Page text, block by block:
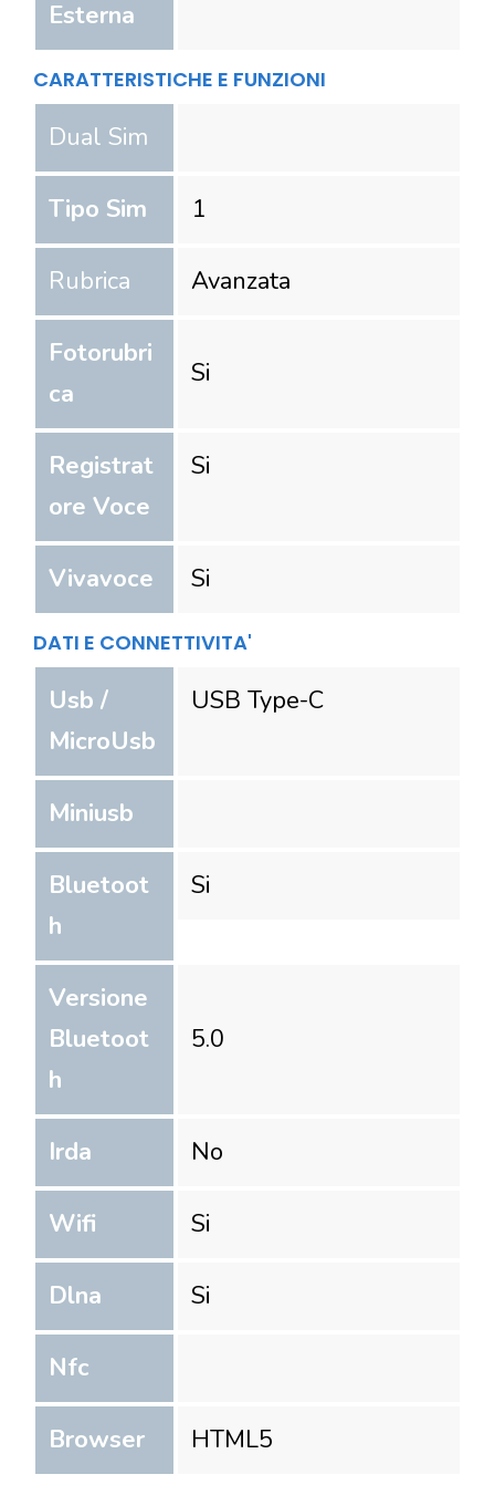
Esterna
CARATTERISTICHE E FUNZIONI
Dual Sim
Tipo Sim 1
Rubrica Avanzata
Fotorubri
ca
Si
Registrat
ore Voce
Si
Vivavoce Si
DATI E CONNETTIVITA'
Usb /
MicroUsb
USB Type-C
Miniusb
Bluetoot
h
Si
Versione
Bluetoot
h
5.0
Irda No
Wifi Si
Dlna Si
Nfc
Browser HTML5